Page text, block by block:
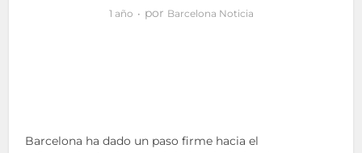
1 año por Barcelona Noticia
Barcelona ha dado un paso firme hacia el